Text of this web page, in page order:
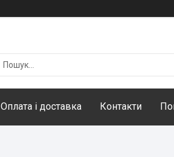
Оплата і доставка Контакти